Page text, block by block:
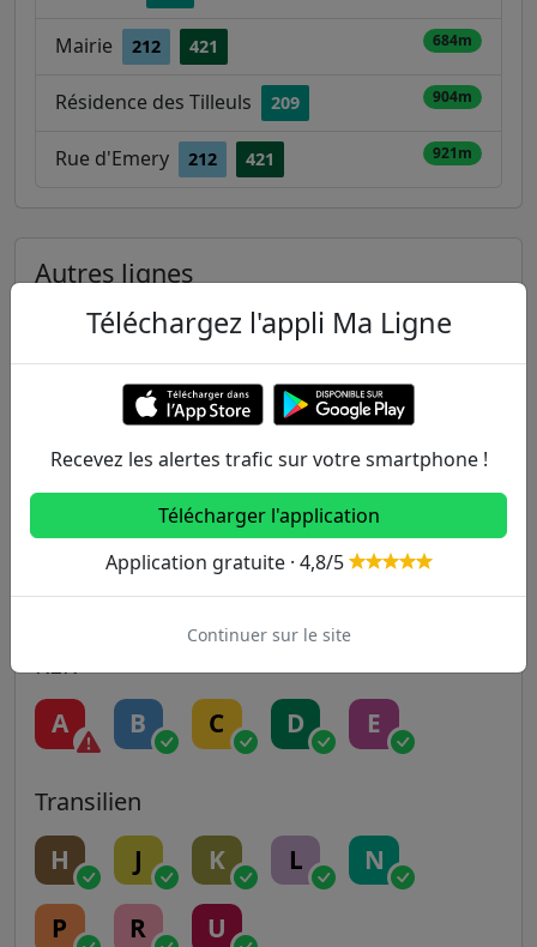
Mairie 212 421 684m
Résidence des Tilleuls 209 904m
Rue d'Emery 212 421 921m
Autres lignes
Metro
2 3 3B 4
5 6 7 7B 8
11 12 13
RER
A B C D E
Transilien
H J K L N
P R U
Téléchargez l'appli Ma Ligne
Recevez les alertes trafic sur votre smartphone !
Télécharger l'application
Application gratuite · 4,8/5
Continuer sur le site